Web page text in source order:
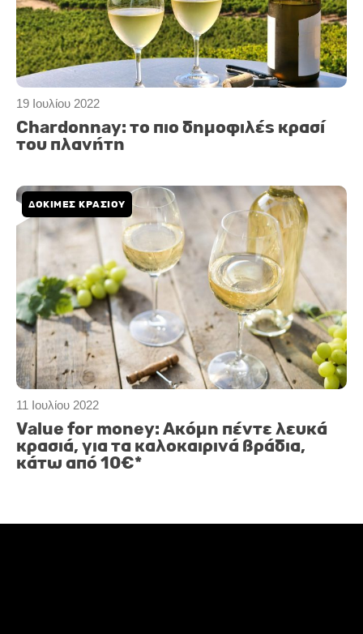
19 Ιουλίου 2022
Chardonnay: το πιο δημοφιλές κρασί
του πλανήτη
11 Ιουλίου 2022
ΔΟΚΙΜΕΣ ΚΡΑΣΙΟΥ
Value for money: Ακόμη πέντε λευκά
κρασιά, για τα καλοκαιρινά βράδια,
κάτω από 10€*